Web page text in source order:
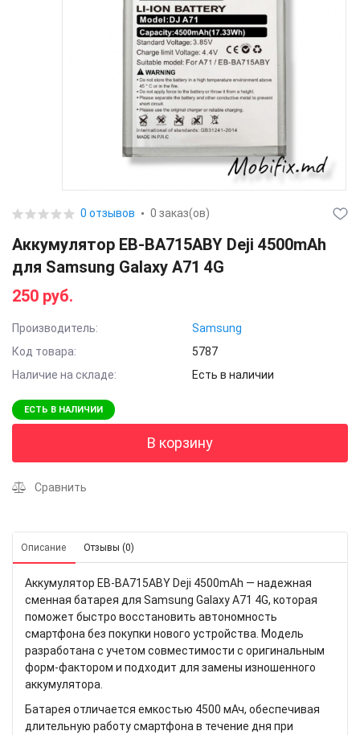
0 отзывов 0 заказ(ов)
Аккумулятор EB-BA715ABY Deji 4500mAh
для Samsung Galaxy A71 4G
250 руб.
Производитель:
Samsung
Код товара:
5787
Наличие на складе:
Есть в наличии
ЕСТЬ В НАЛИЧИИ
В корзину
Сравнить
Описание Отзывы (0)
Аккумулятор EB-BA715ABY Deji 4500mAh — надежная
сменная батарея для Samsung Galaxy A71 4G, которая
поможет быстро восстановить автономность
смартфона без покупки нового устройства. Модель
разработана с учетом совместимости с оригинальным
форм-фактором и подходит для замены изношенного
аккумулятора.
Батарея отличается емкостью 4500 мАч, обеспечивая
длительную работу смартфона в течение дня при